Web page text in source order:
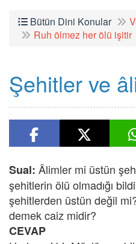
Bütün Dini Konular
Ruh ölmez her ölü işitir
Şehitler ve
Sual: Âlimler mi üstün
şehitlerin ölü olmadığı
şehitlerden üstün değil
demek caiz midir?
CEVAP